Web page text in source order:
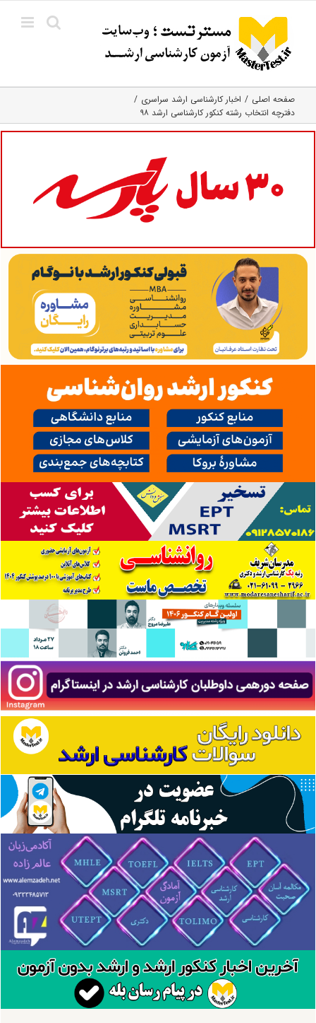
content
صفحه اصلی
اخبار کارشناسی ارشد سراسری
دفترچه انتخاب رشته کنکور کارشناسی ارشد ۹۸